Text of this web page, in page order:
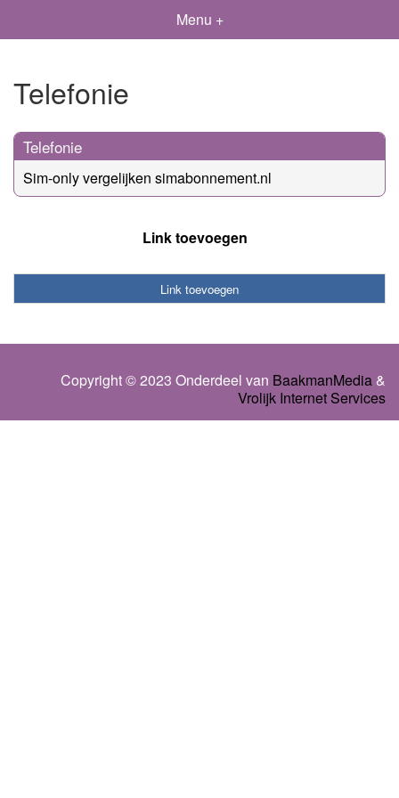
Menu +
Telefonie
Telefonie
Sim-only vergelijken simabonnement.nl
Link toevoegen
Link toevoegen
Copyright © 2023 Onderdeel van BaakmanMedia &
Vrolijk Internet Services